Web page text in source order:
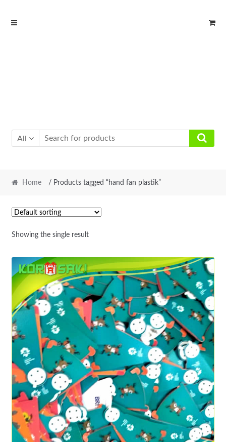
Skip
Skip
All
Home / Products tagged “hand fan plastik”
Showing the single result